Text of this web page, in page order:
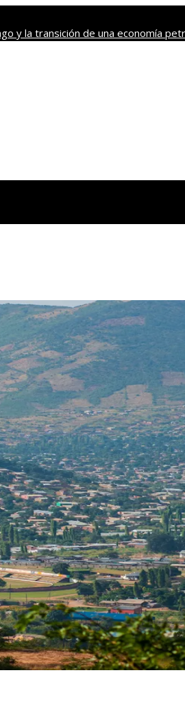
y la transición de una economía